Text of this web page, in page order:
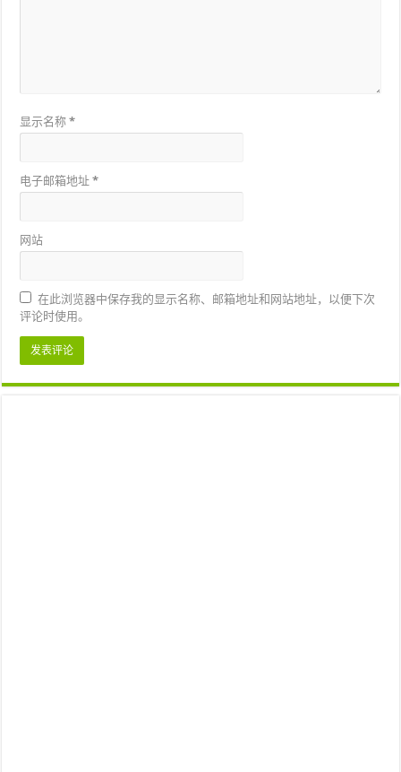
显示名称*
电子邮箱地址*
网站
在此浏览器中保存我的显示名称、邮箱地址和网站地址，以便下次
评论时使用。